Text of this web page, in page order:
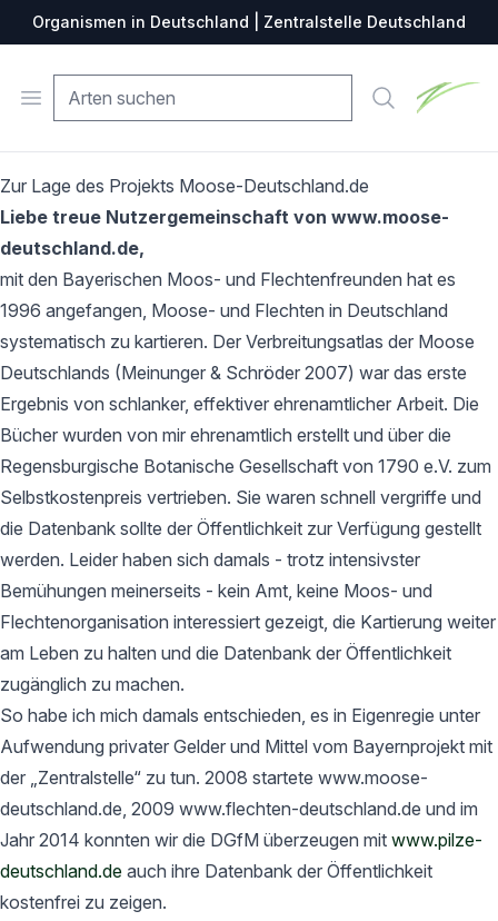
Organismen in Deutschland | Zentralstelle Deutschland
Open menu Suche
Zur Lage des Projekts Moose-Deutschland.de
Liebe treue Nutzergemeinschaft von www.moose-
deutschland.de,
mit den Bayerischen Moos- und Flechtenfreunden hat es
1996 angefangen, Moose- und Flechten in Deutschland
systematisch zu kartieren. Der Verbreitungsatlas der Moose
Deutschlands (Meinunger & Schröder 2007) war das erste
Ergebnis von schlanker, effektiver ehrenamtlicher Arbeit. Die
Bücher wurden von mir ehrenamtlich erstellt und über die
Regensburgische Botanische Gesellschaft von 1790 e.V. zum
Selbstkostenpreis vertrieben. Sie waren schnell vergriffe und
die Datenbank sollte der Öffentlichkeit zur Verfügung gestellt
werden. Leider haben sich damals - trotz intensivster
Bemühungen meinerseits - kein Amt, keine Moos- und
Flechtenorganisation interessiert gezeigt, die Kartierung weiter
am Leben zu halten und die Datenbank der Öffentlichkeit
zugänglich zu machen.
So habe ich mich damals entschieden, es in Eigenregie unter
Aufwendung privater Gelder und Mittel vom Bayernprojekt mit
der „Zentralstelle“ zu tun. 2008 startete www.moose-
deutschland.de, 2009 www.flechten-deutschland.de und im
Jahr 2014 konnten wir die DGfM überzeugen mit www.pilze-
deutschland.de auch ihre Datenbank der Öffentlichkeit
kostenfrei zu zeigen.